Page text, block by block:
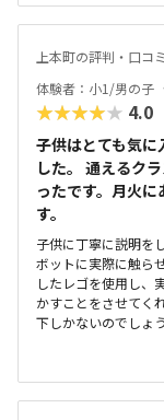
仕方ないのかと思い
た。
上本町の評判・口コミ
体験者：小1/男の子
★★★★★ 4.0
子供はとても気に
した。 通えるク
ったです。月火
す。
子供に丁寧に説明を
ボットに実際に触ら
したレゴを使用し、
かすことをさせてく
下しかないのでしょ
のでしょうか？部屋
が少し大変でした。
のでした。安くはな
かな…と。もう少し